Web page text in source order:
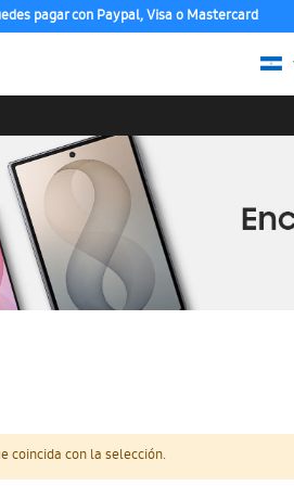
pagar con Paypal, Visa o Mastercard
coincida con la selección.